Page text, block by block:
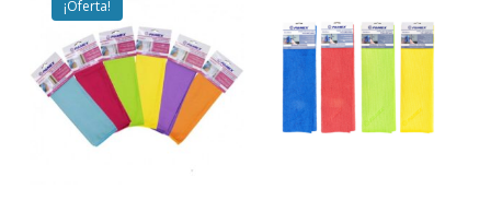
hasta
€25,20
¡Oferta!